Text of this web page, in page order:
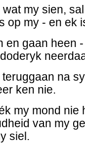
my sien,
op my - en ek
en gaan heen
na
ken nie.
my mond nie
van my
siel.